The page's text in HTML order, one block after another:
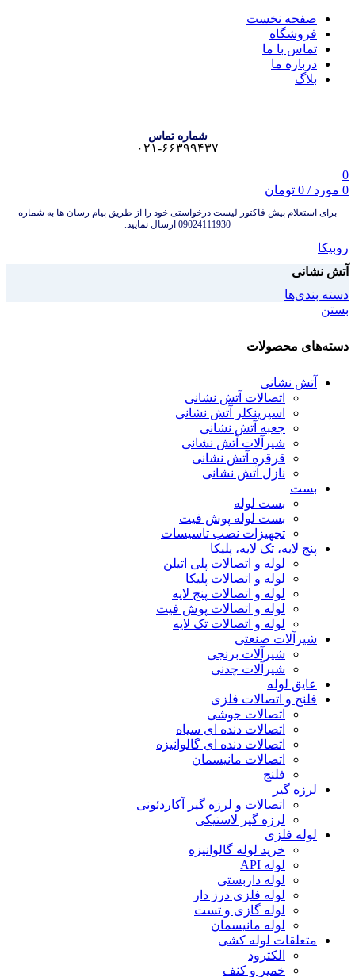
صفحه نخست
فروشگاه
تماس با ما
درباره ما
بلاگ
شماره تماس
۰۲۱-۶۶۳۹۹۴۳۷
0
0 مورد /
0 تومان
برای استعلام پیش فاکتور لیست درخواستی خود را از طریق پیام رسان ها به شماره
09024111930 ارسال نمایید.
روبیکا
آتش نشانی
دسته بندی‌ها
بستن
دسته‌های محصولات
آتش نشانی
اتصالات آتش نشانی
اسپرینکلر آتش نشانی
جعبه آتش نشانی
شیرآلات آتش نشانی
قرقره آتش نشانی
نازل آتش نشانی
بست
بست لوله
بست لوله پوش فیت
تجهیزات نصب تاسیسات
پنج لایه، تک لایه، پلیکا
لوله و اتصالات پلی اتیلن
لوله و اتصالات پلیکا
لوله و اتصالات پنج لایه
لوله و اتصالات پوش فیت
لوله و اتصالات تک لایه
شیرآلات صنعتی
شیرآلات برنجی
شیرآلات چدنی
عایق لوله
فلنج و اتصالات فلزی
اتصالات جوشی
اتصالات دنده ای سیاه
اتصالات دنده ای گالوانیزه
اتصالات مانیسمان
فلنج
لرزه گیر
اتصالات و لرزه گیر آکاردئونی
لرزه گیر لاستیکی
لوله فلزی
خرید لوله گالوانیزه
لوله API
لوله داربستی
لوله فلزی درز دار
لوله گازی و تست
لوله مانیسمان
متعلقات لوله کشی
الکترود
خمیر و کنف